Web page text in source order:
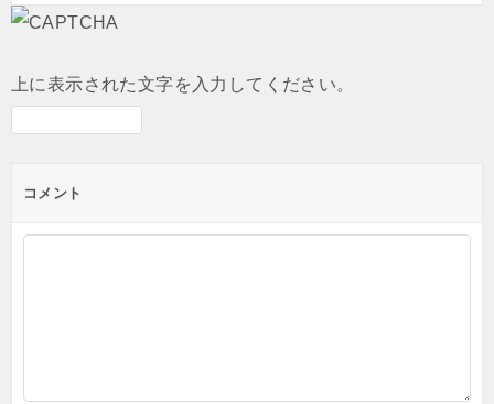
上に表示された文字を入力してください。
コメント